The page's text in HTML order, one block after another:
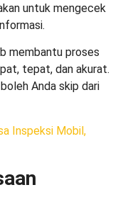
untuk mengecek
membantu proses
tepat, dan akurat.
Anda skip dari
Inspeksi Mobil,